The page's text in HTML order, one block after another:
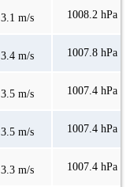
3.1 m/s 1008.2 hPa
3.4 m/s 1007.8 hPa
3.5 m/s 1007.4 hPa
3.5 m/s 1007.4 hPa
3.3 m/s 1007.4 hPa